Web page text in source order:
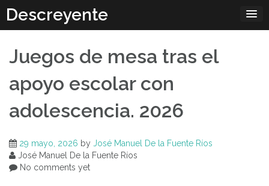
content
Descreyente
Juegos de mesa tras el
apoyo escolar con
adolescencia. 2026
29 mayo, 2026 by José Manuel De la Fuente Ríos
José Manuel De la Fuente Ríos
No comments yet